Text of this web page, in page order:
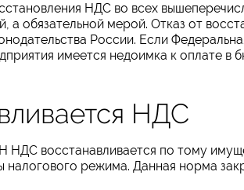
НДС во всех
а обязательной мерой. Отказ от
России. Если
имеется недоимка к оплате в
НДС
восстанавливается по тому
налогового режима. Данная норма